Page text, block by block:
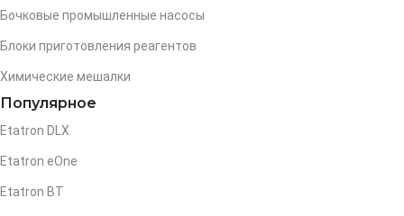
Бочковые промышленные насосы
Блоки приготовления реагентов
Химические мешалки
Популярное
Etatron DLX
Etatron eOne
Etatron BT